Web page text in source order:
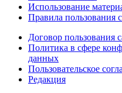
Использование
Правила пользования
Договор пользования
Политика в сфере
данных
Пользовательское
Редакция